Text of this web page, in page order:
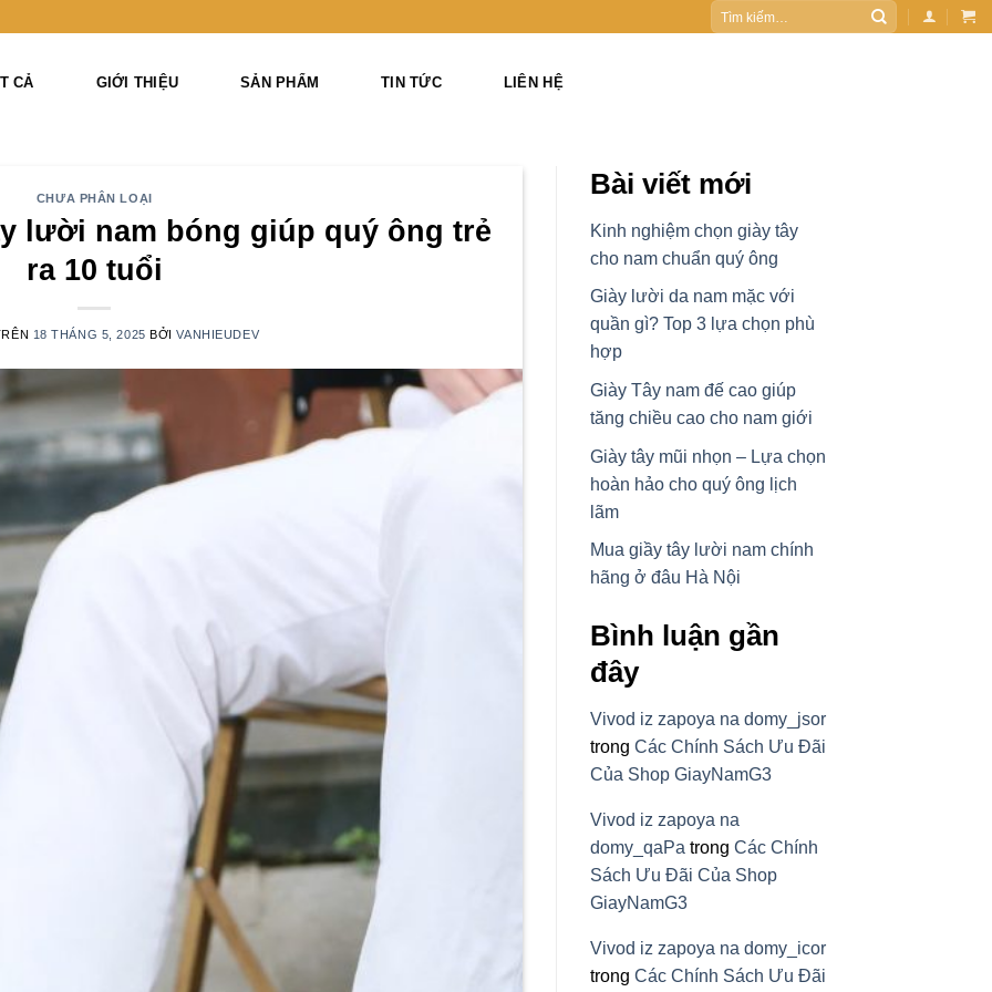
Tìm
kiếm:
CẢ GIỚI THIỆU SẢN PHẨM TIN TỨC LIÊN HỆ
CHƯA PHÂN LOẠI
lười nam bóng giúp quý ông trẻ
ra 10 tuổi
18 THÁNG 5, 2025 BỞIVANHIEUDEV
Bài viết mới
Kinh nghiệm chọn giày tây
cho nam chuẩn quý ông
Giày lười da nam mặc với
quần gì? Top 3 lựa chọn phù
hợp
Giày Tây nam đế cao giúp
tăng chiều cao cho nam giới
Giày tây mũi nhọn – Lựa chọn
hoàn hảo cho quý ông lịch
lãm
Mua giầy tây lười nam chính
hãng ở đâu Hà Nội
Bình luận gần
đây
Vivod iz zapoya na domy_jsor
trong Các Chính Sách Ưu Đãi
Của Shop GiayNamG3
Vivod iz zapoya na
domy_qaPa trong Các Chính
Sách Ưu Đãi Của Shop
GiayNamG3
Vivod iz zapoya na domy_icor
trong Các Chính Sách Ưu Đãi